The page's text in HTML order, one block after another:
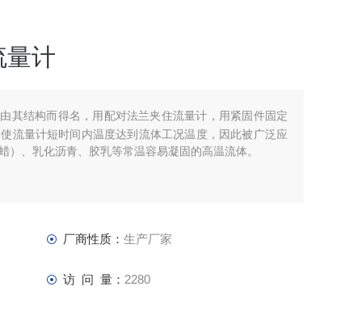
量计
其结构而得名，用配对法兰夹住流量计，用紧固件固定
流量计短时间内温度达到流体工况温度，因此被广泛应
、乳化沥青、胶乳等常温容易凝固的高温流体。
厂商性质： 生产厂家
访 问 量： 2280